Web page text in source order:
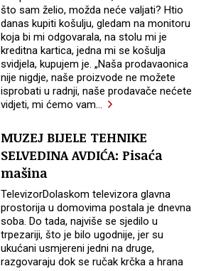
što sam želio, možda neće valjati? Htio
danas kupiti košulju, gledam na monitoru
koja bi mi odgovarala, na stolu mi je
kreditna kartica, jedna mi se košulja
svidjela, kupujem je. „Naša prodavaonica
nije nigdje, naše proizvode ne možete
isprobati u radnji, naše prodavače nećete
vidjeti, mi ćemo vam…
MUZEJ BIJELE TEHNIKE
SELVEDINA AVDIĆA: Pisaća
mašina
TelevizorDolaskom televizora glavna
prostorija u domovima postala je dnevna
soba. Do tada, najviše se sjedilo u
trpezariji, što je bilo ugodnije, jer su
ukućani usmjereni jedni na druge,
razgovaraju dok se ručak krčka a hrana